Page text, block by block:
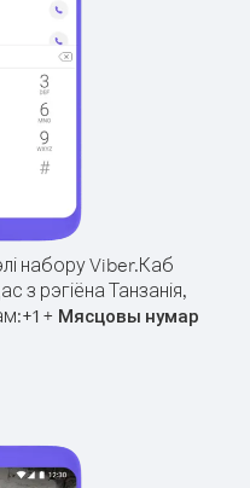
набору Viber.Каб
з рэгіёна Танзанія,
+1 + Мясцовы нумар